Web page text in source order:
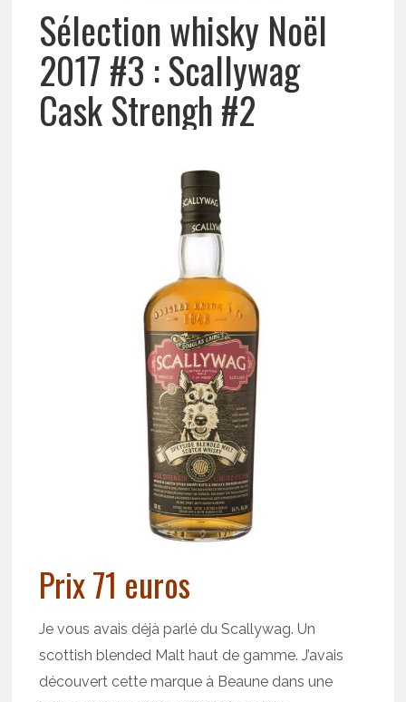
Sélection whisky Noël
2017 #3 : Scallywag
Cask Strengh #2
Prix 71 euros
Je vous avais déjà parlé du Scallywag. Un
scottish blended Malt haut de gamme. J’avais
découvert cette marque à Beaune dans une